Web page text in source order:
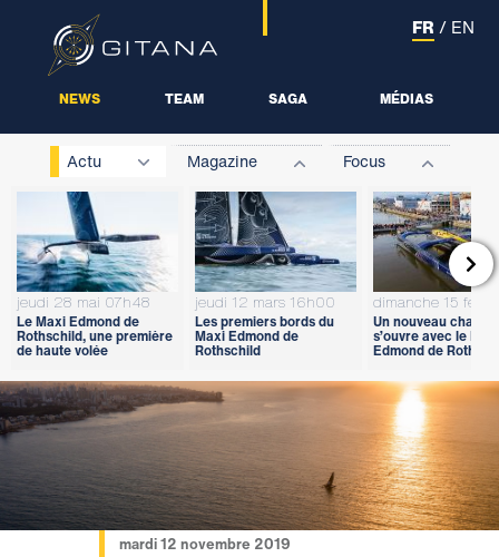
NEWS TEAM SAGA MÉDIAS
FR / EN
Actu Magazine Focus
jeudi 28 mai 07h48
Le Maxi Edmond de
Rothschild, une première
de haute volée
jeudi 12 mars 16h00
Les premiers bords du
Maxi Edmond de
Rothschild
dimanche 15
Un nouveau
s’ouvre avec le Maxi
Edmond de

mardi 12 novembre 2019